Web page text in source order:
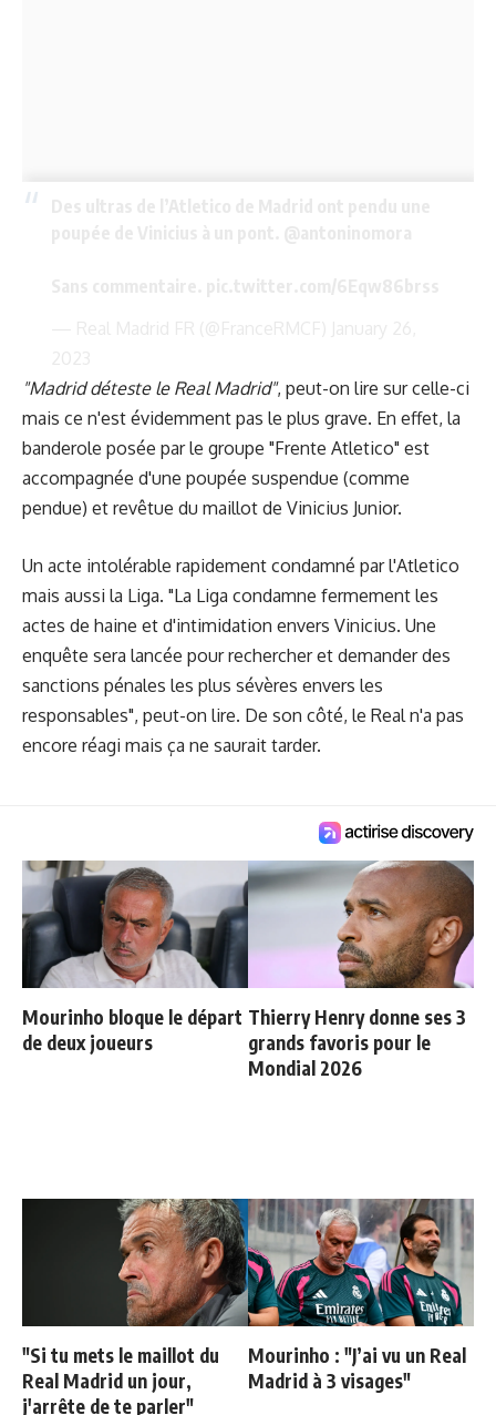
"Madrid déteste le Real Madrid", peut-on lire sur celle-ci
mais ce n'est évidemment pas le plus grave. En effet, la
banderole posée par le groupe "Frente Atletico" est
accompagnée d'une poupée suspendue (comme
pendue) et revêtue du maillot de Vinicius Junior.
Un acte intolérable rapidement condamné par l'Atletico
mais aussi la Liga. "La Liga condamne fermement les
actes de haine et d'intimidation envers Vinicius. Une
enquête sera lancée pour rechercher et demander des
sanctions pénales les plus sévères envers les
responsables", peut-on lire. De son côté, le Real n'a pas
encore réagi mais ça ne saurait tarder.
Mourinho bloque le départ
de deux joueurs
Thierry Henry donne ses 3
grands favoris pour le
Mondial 2026
"Si tu mets le maillot du
Real Madrid un jour,
j'arrête de te parler"
Mourinho : "J’ai vu un Real
Madrid à 3 visages"